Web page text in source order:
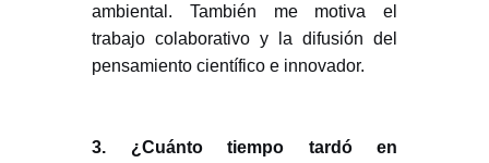
ambiental. También me motiva el
trabajo colaborativo y la difusión del
pensamiento científico e innovador.
3. ¿Cuánto tiempo tardó en